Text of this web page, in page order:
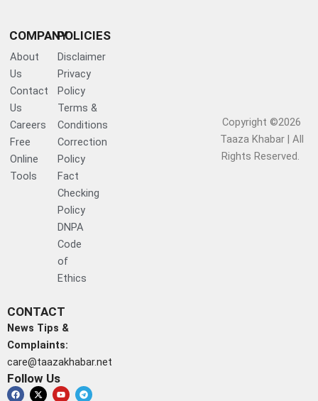
COMPANY
About
Us
Contact
Us
Careers
Free
Online
Tools
POLICIES
Disclaimer
Privacy
Policy
Terms &
Conditions
Correction
Policy
Fact
Checking
Policy
DNPA
Code
of
Ethics
CONTACT
News Tips &
Complaints:
care@taazakhabar.net
Follow Us
F
a
X
-
Y
o
T
e
W
h
I
n
L
i
Copyright ©2026
Taaza Khabar | All
Rights Reserved.​